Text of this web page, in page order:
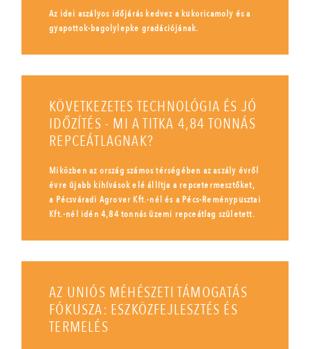
Az idei aszályos időjárás kedvez a kukoricamoly és a
gyapottok-bagolylepke gradációjának.
KÖVETKEZETES TECHNOLÓGIA ÉS JÓ
IDŐZÍTÉS - MI A TITKA 4,84 TONNÁS
REPCEÁTLAGNAK?
Miközben az ország számos térségében az aszály évről
évre újabb kihívások elé állítja a repcetermesztőket,
a Pécsváradi Agrover Kft.-nél és a Pécs-Reménypusztai
Kft.-nél idén 4,84 tonnás üzemi repceátlag született.
AZ UNIÓS MÉHÉSZETI TÁMOGATÁS
FÓKUSZA: ESZKÖZFEJLESZTÉS ÉS
TERMELÉS